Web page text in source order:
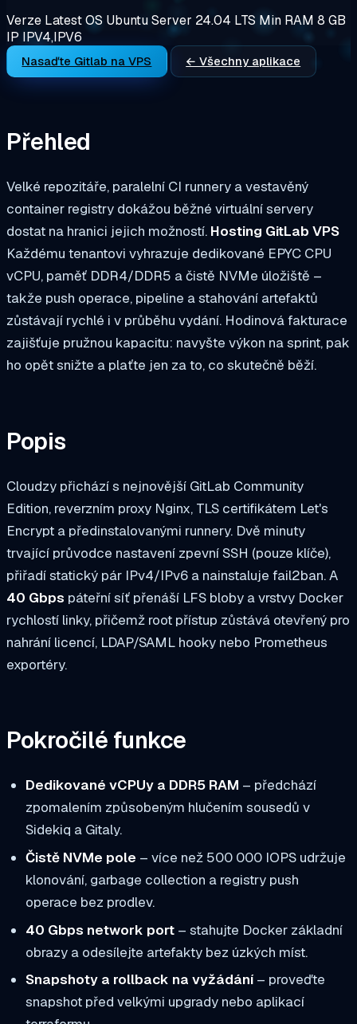
Verze LatestOS Ubuntu Server 24.04 LTS Min RAM 8 GB
IP IPV4,IPV6
Nasaďte Gitlab na VPS ← Všechny aplikace
Přehled
Velké repozitáře, paralelní CI runnery a vestavěný
container registry dokážou běžné virtuální servery
dostat na hranici jejich možností. Hosting GitLab VPS
Každému tenantovi vyhrazuje dedikované EPYC CPU
vCPU, paměť DDR4/DDR5 a čistě NVMe úložiště –
takže push operace, pipeline a stahování artefaktů
zůstávají rychlé i v průběhu vydání. Hodinová fakturace
zajišťuje pružnou kapacitu: navyšte výkon na sprint, pak
ho opět snižte a plaťte jen za to, co skutečně běží.
Popis
Cloudzy přichází s nejnovější GitLab Community
Edition, reverzním proxy Nginx, TLS certifikátem Let's
Encrypt a předinstalovanými runnery. Dvě minuty
trvající průvodce nastavení zpevní SSH (pouze klíče),
přiřadí statický pár IPv4/IPv6 a nainstaluje fail2ban. A
40 Gbps páteřní síť přenáší LFS bloby a vrstvy Docker
rychlostí linky, přičemž root přístup zůstává otevřený pro
nahrání licencí, LDAP/SAML hooky nebo Prometheus
exportéry.
Pokročilé funkce
Dedikované vCPUy a DDR5 RAM – předchází
zpomalením způsobeným hluče­ním sousedů v
Sidekiq a Gitaly.
Čistě NVMe pole – více než 500 000 IOPS udržuje
klonování, garbage collection a registry push
operace bez prodlev.
40 Gbps network port– stahujte Docker základní
obrazy a odesílejte artefakty bez úzkých míst.
Snapshoty a rollback na vyžádání– proveďte
snapshot před velkými upgrady nebo aplikací